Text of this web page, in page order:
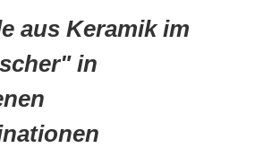
aus Keramik im
in